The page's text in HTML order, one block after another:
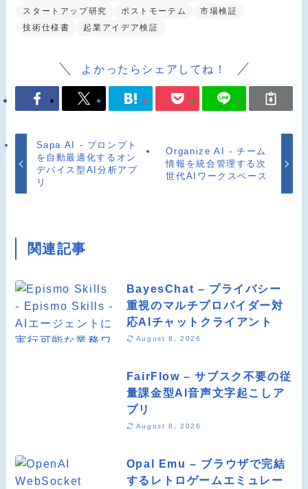
スタートアップ研究
ポストモーテム
市場検証
技術仕様書
起業アイデア検証
よかったらシェアしてね！
Sapa AI - プロンプト
を自動最適化するオン
デバイス型AI分析アプ
リ
Organize AI - チーム
情報を統合管理する次
世代AIワークスペース
関連記事
BayesChat – プライバシー
重視のマルチプロバイダー対
応AIチャットクライアント
August 8, 2026
FairFlow – サブスク不要の従
量課金型AI音声文字起こしア
プリ
August 8, 2026
Opal Emu – ブラウザで完結
するレトロゲームエミュレー